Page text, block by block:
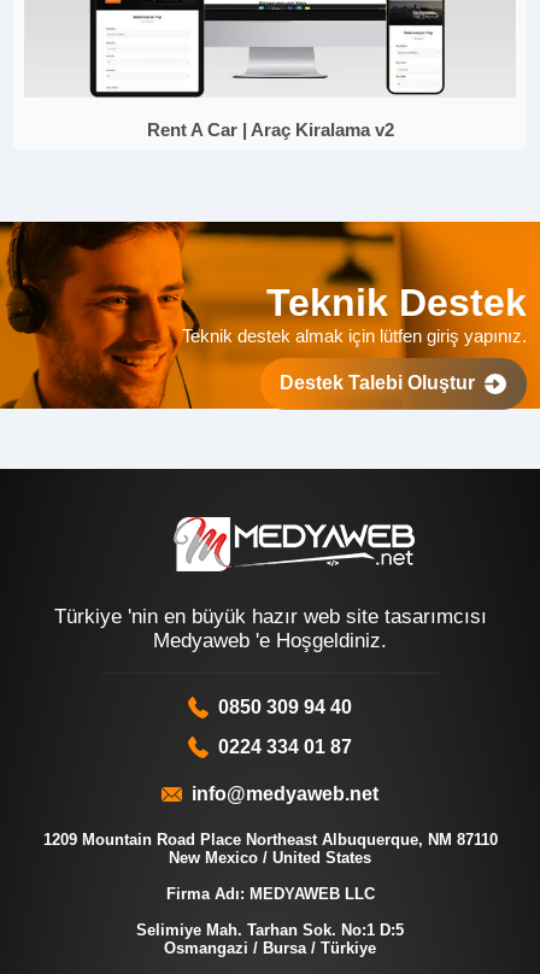
Rent A Car | Araç Kiralama v2
Teknik Destek
Teknik destek almak için lütfen giriş yapınız.
Destek Talebi Oluştur
Türkiye 'nin en büyük hazır web site tasarımcısı
Medyaweb 'e Hoşgeldiniz.
0850 309 94 40
0224 334 01 87
info@medyaweb.net
1209 Mountain Road Place Northeast Albuquerque, NM 87110
New Mexico / United States
Firma Adı: MEDYAWEB LLC
Selimiye Mah. Tarhan Sok. No:1 D:5
Osmangazi / Bursa / Türkiye